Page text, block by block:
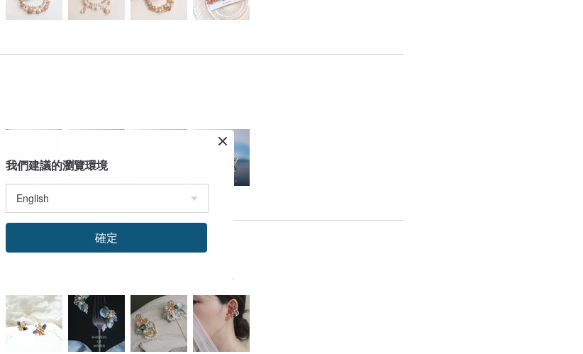
我們建議的瀏覽環境
確定